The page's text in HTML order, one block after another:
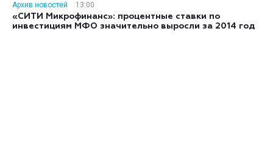
Архив новостей
13:00
«СИТИ Микрофинанс»: процентные ставки по
инвестициям МФО значительно выросли за 2014 год